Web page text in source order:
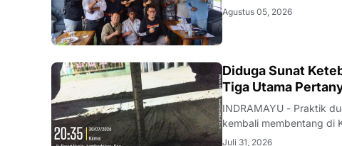
rapat konsolidasi
Agustus 05, 2026
KRIMINAL
Diduga Sunat
Tiga Utama
INDRAMAYU - Praktik
kembali membentang di
Desa Juntikedokan I,
Juli 31, 2026